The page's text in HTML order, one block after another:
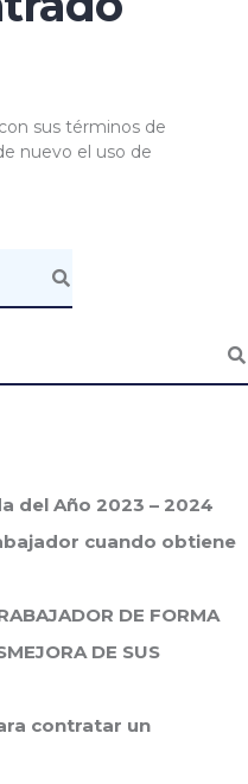
sus términos de
nuevo el uso de
del Año 2023 – 2024
cuando obtiene
DE FORMA
DE SUS
contratar un